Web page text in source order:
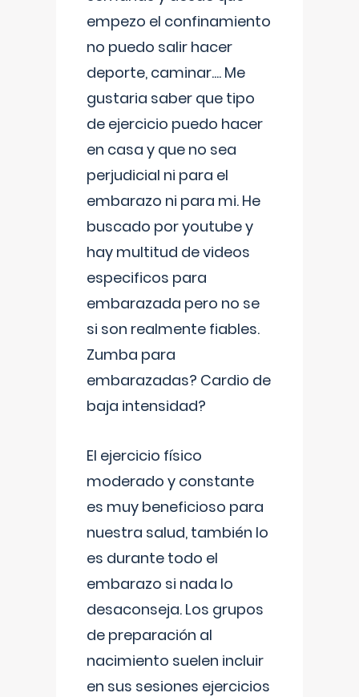
empezo el confinamiento
no puedo salir hacer
deporte, caminar.... Me
gustaria saber que tipo
de ejercicio puedo hacer
en casa y que no sea
perjudicial ni para el
embarazo ni para mi. He
buscado por youtube y
hay multitud de videos
especificos para
embarazada pero no se
si son realmente fiables.
Zumba para
embarazadas? Cardio de
baja intensidad?
El ejercicio físico
moderado y constante
es muy beneficioso para
nuestra salud, también lo
es durante todo el
embarazo si nada lo
desaconseja. Los grupos
de preparación al
nacimiento suelen incluir
en sus sesiones ejercicios